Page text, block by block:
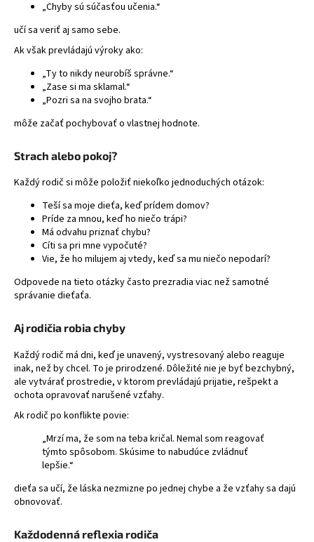
„Chyby sú súčasťou učenia.“
učí sa veriť aj samo sebe.
Ak však prevládajú výroky ako:
„Ty to nikdy neurobíš správne.“
„Zase si ma sklamal.“
„Pozri sa na svojho brata.“
môže začať pochybovať o vlastnej hodnote.
Strach alebo pokoj?
Každý rodič si môže položiť niekoľko jednoduchých otázok:
Teší sa moje dieťa, keď prídem domov?
Príde za mnou, keď ho niečo trápi?
Má odvahu priznať chybu?
Cíti sa pri mne vypočuté?
Vie, že ho milujem aj vtedy, keď sa mu niečo nepodarí?
Odpovede na tieto otázky často prezradia viac než samotné
správanie dieťaťa.
Aj rodičia robia chyby
Každý rodič má dni, keď je unavený, vystresovaný alebo reaguje
inak, než by chcel. To je prirodzené. Dôležité nie je byť bezchybný,
ale vytvárať prostredie, v ktorom prevládajú prijatie, rešpekt a
ochota opravovať narušené vzťahy.
Ak rodič po konflikte povie:
„Mrzí ma, že som na teba kričal. Nemal som reagovať
týmto spôsobom. Skúsime to nabudúce zvládnuť
lepšie.“
dieťa sa učí, že láska nezmizne po jednej chybe a že vzťahy sa dajú
obnovovať.
Každodenná reflexia rodiča